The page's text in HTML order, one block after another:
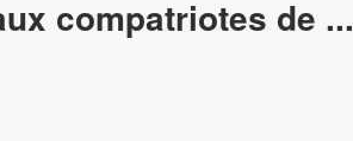
voeux aux compatriotes de ...